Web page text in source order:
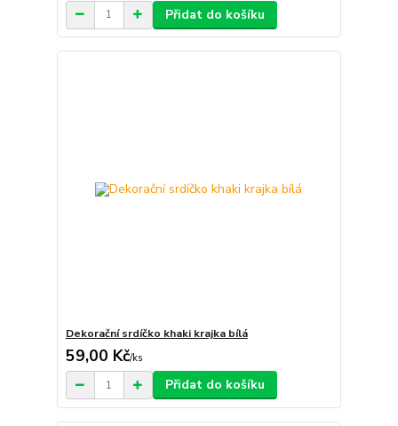
Přidat do košíku
Dekorační srdíčko khaki krajka bílá
59,00 Kč/ks
Přidat do košíku